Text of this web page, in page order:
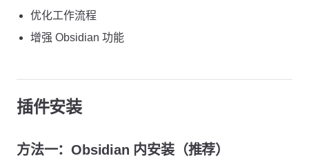
优化工作流程
增强 Obsidian 功能
插件安装
方法一：Obsidian 内安装（推荐）